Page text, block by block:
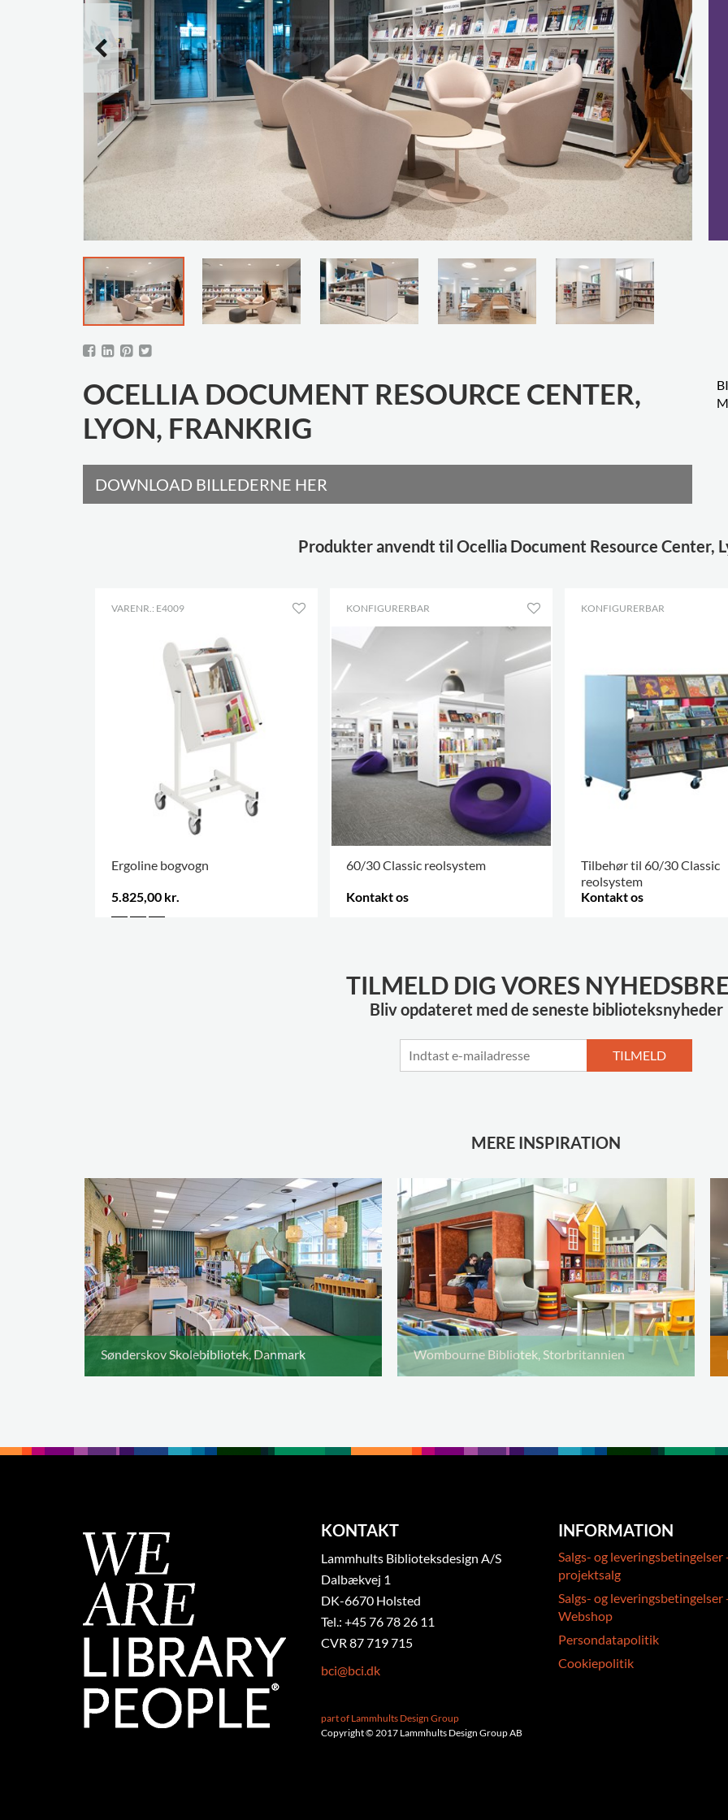
OCELLIA DOCUMENT RESOURCE CENTER,
LYON, FRANKRIG
DOWNLOAD BILLEDERNE HER
Produkter anvendt til Ocellia Document Resource Center,
VARENR.: E4009
Ergoline bogvogn
5.825,00 kr.
KONFIGURERBAR
60/30 Classic reolsystem
Kontakt os
KONFIGURERBAR
Tilbehør til 60/30 Classic
reolsystem
Kontakt os
TILMELD DIG VORES
Bliv opdateret med de seneste biblioteksnyheder
TILMELD
MERE INSPIRATION
Sønderskov Skolebibliotek, Danmark Wombourne Bibliotek, Storbritannien
KONTAKT
Lammhults Biblioteksdesign A/S
Dalbækvej 1
DK-6670 Holsted
Tel.: +45 76 78 26 11
CVR 87 719 715
bci@bci.dk
part of Lammhults Design Group
Copyright © 2017 Lammhults Design Group AB
INFORMATION
Salgs- og leveringsbetingelser
projektsalg
Salgs- og leveringsbetingelser
Webshop
Persondatapolitik
Cookiepolitik